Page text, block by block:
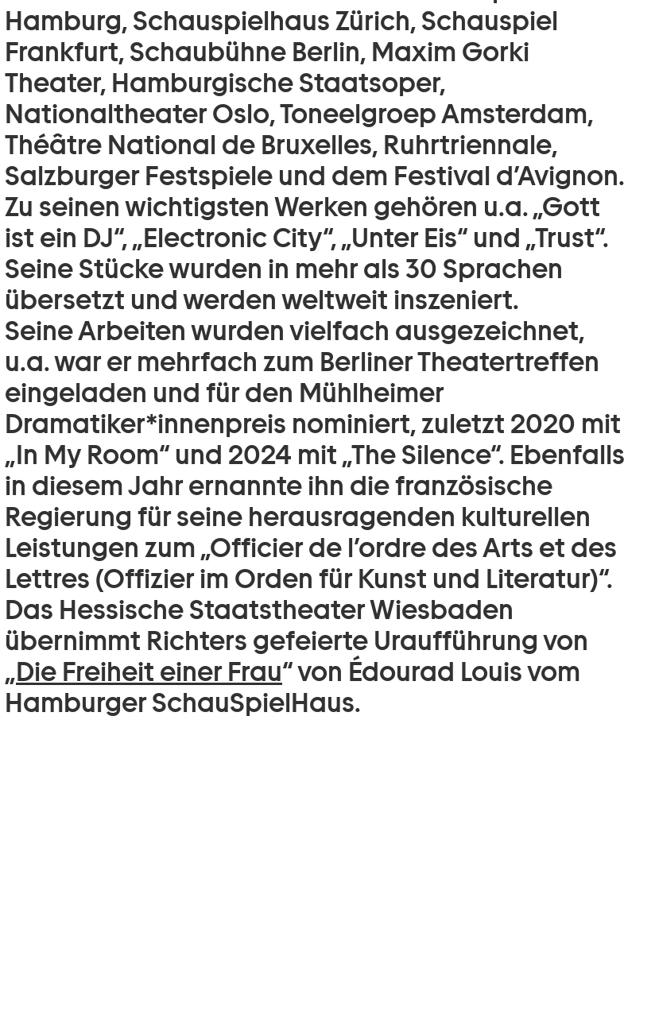
Hamburg, Schauspielhaus Zürich, Schauspiel
Frankfurt, Schaubühne Berlin, Maxim Gorki
Theater, Hamburgische Staatsoper,
Nationaltheater Oslo, Toneelgroep Amsterdam,
Théâtre National de Bruxelles, Ruhrtriennale,
Salzburger Festspiele und dem Festival d’Avignon.
Zu seinen wichtigsten Werken gehören u.a. „Gott
ist ein DJ“, „Electronic City“, „Unter Eis“ und „Trust“.
Seine Stücke wurden in mehr als 30 Sprachen
übersetzt und werden weltweit inszeniert.
Seine Arbeiten wurden vielfach ausgezeichnet,
u.a. war er mehrfach zum Berliner Theatertreffen
eingeladen und für den Mühlheimer
Dramatiker*innenpreis nominiert, zuletzt 2020 mit
„In My Room“ und 2024 mit „The Silence“. Ebenfalls
in diesem Jahr ernannte ihn die französische
Regierung für seine herausragenden kulturellen
Leistungen zum „Officier de l’ordre des Arts et des
Lettres (Offizier im Orden für Kunst und Literatur)“.
Das Hessische Staatstheater Wiesbaden
übernimmt Richters gefeierte Uraufführung von
„Die Freiheit einer Frau“ von Édourad Louis vom
Hamburger SchauSpielHaus.